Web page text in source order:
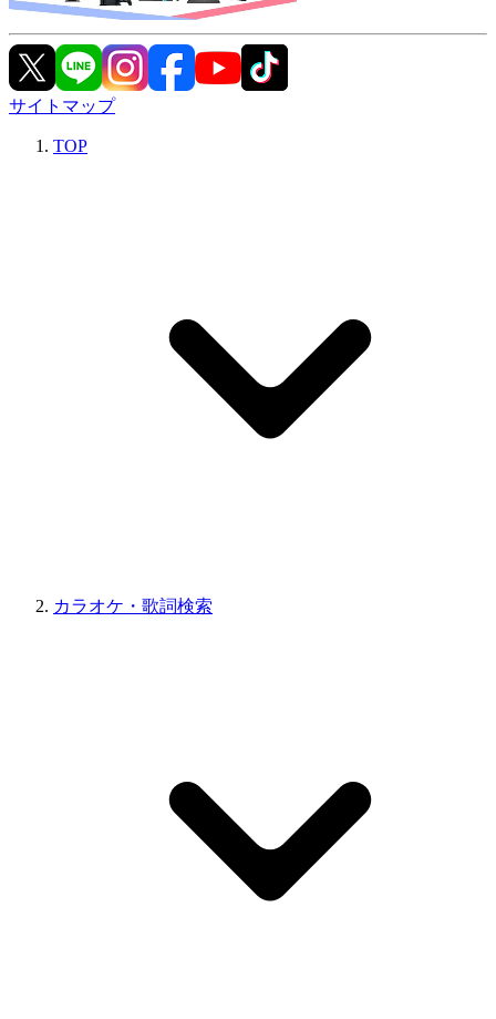
サイトマップ
TOP
カラオケ・歌詞検索